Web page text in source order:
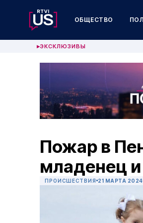
ОБЩЕСТВО
▶ЭКСКЛЮЗИВЫ
Пожар в
младенец
ПРОИСШЕСТВИЯ 21 МАРТА 2024